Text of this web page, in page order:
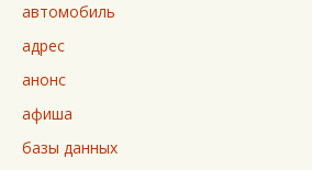
автомобиль
адрес
анонс
афиша
базы данных